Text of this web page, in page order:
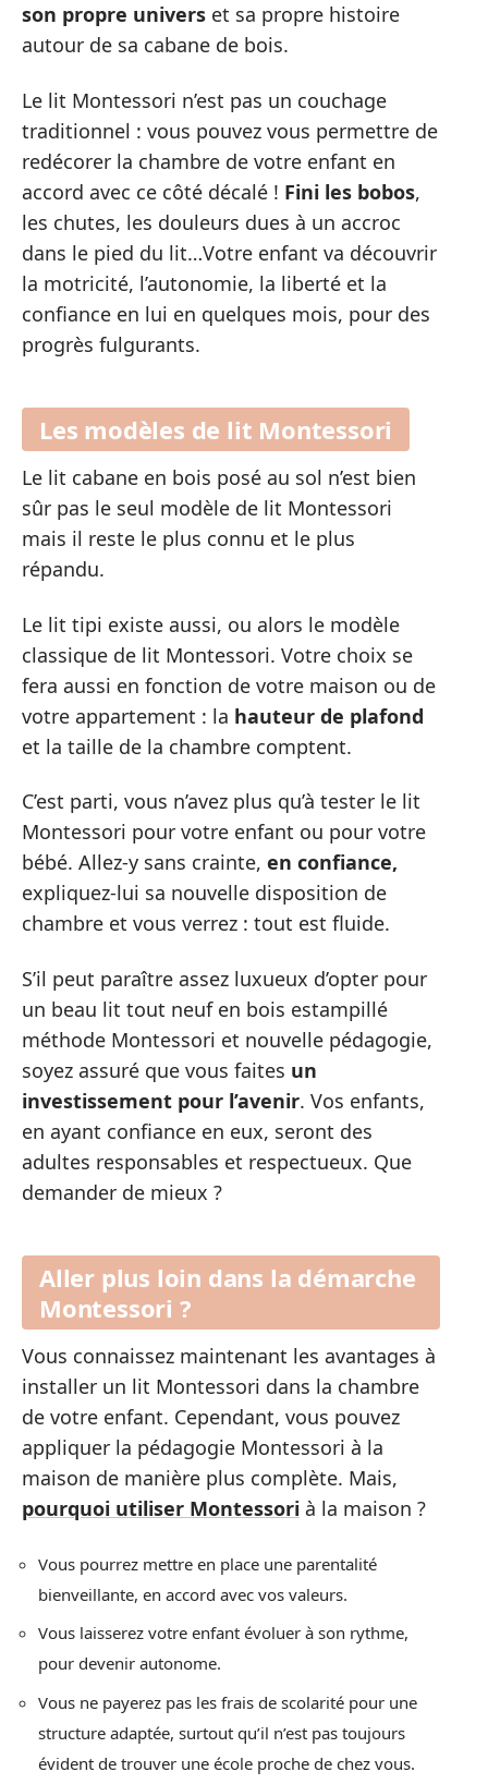
son propre univers et sa propre histoire
autour de sa cabane de bois.
Le lit Montessori n’est pas un couchage
traditionnel : vous pouvez vous permettre de
redécorer la chambre de votre enfant en
accord avec ce côté décalé ! Fini les bobos,
les chutes, les douleurs dues à un accroc
dans le pied du lit…Votre enfant va découvrir
la motricité, l’autonomie, la liberté et la
confiance en lui en quelques mois, pour des
progrès fulgurants.
Les modèles de lit Montessori
Le lit cabane en bois posé au sol n’est bien
sûr pas le seul modèle de lit Montessori
mais il reste le plus connu et le plus
répandu.
Le lit tipi existe aussi, ou alors le modèle
classique de lit Montessori. Votre choix se
fera aussi en fonction de votre maison ou de
votre appartement : la hauteur de plafond
et la taille de la chambre comptent.
C’est parti, vous n’avez plus qu’à tester le lit
Montessori pour votre enfant ou pour votre
bébé. Allez-y sans crainte, en confiance,
expliquez-lui sa nouvelle disposition de
chambre et vous verrez : tout est fluide.
S’il peut paraître assez luxueux d’opter pour
un beau lit tout neuf en bois estampillé
méthode Montessori et nouvelle pédagogie,
soyez assuré que vous faites un
investissement pour l’avenir. Vos enfants,
en ayant confiance en eux, seront des
adultes responsables et respectueux. Que
demander de mieux ?
Aller plus loin dans la démarche
Montessori ?
Vous connaissez maintenant les avantages à
installer un lit Montessori dans la chambre
de votre enfant. Cependant, vous pouvez
appliquer la pédagogie Montessori à la
maison de manière plus complète. Mais,
pourquoi utiliser Montessori à la maison ?
Vous pourrez mettre en place une parentalité
bienveillante, en accord avec vos valeurs.
Vous laisserez votre enfant évoluer à son rythme,
pour devenir autonome.
Vous ne payerez pas les frais de scolarité pour une
structure adaptée, surtout qu’il n’est pas toujours
évident de trouver une école proche de chez vous.